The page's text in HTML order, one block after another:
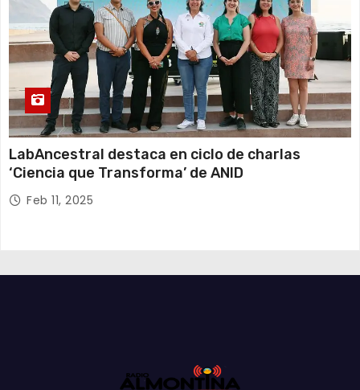
LabAncestral destaca en ciclo de charlas
‘Ciencia que Transforma’ de ANID
Feb 11, 2025